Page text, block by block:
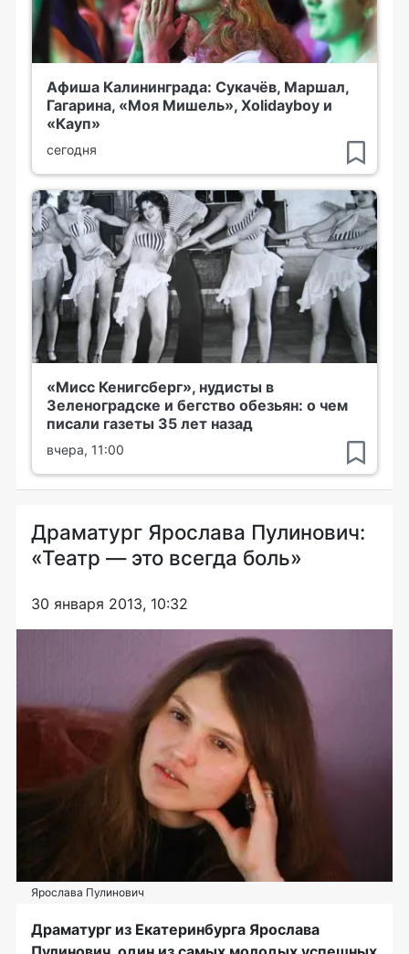
Афиша Калининграда: Сукачёв, Маршал,
Гагарина, «Моя Мишель», Xolidayboy и
«Кауп»
сегодня
«Мисс Кенигсберг», нудисты в
Зеленоградске и бегство обезьян: о чем
писали газеты 35 лет назад
вчера, 11:00
Драматург Ярослава Пулинович:
«Театр — это всегда боль»
30 января 2013, 10:32
Ярослава Пулинович
Драматург из Екатеринбурга Ярослава